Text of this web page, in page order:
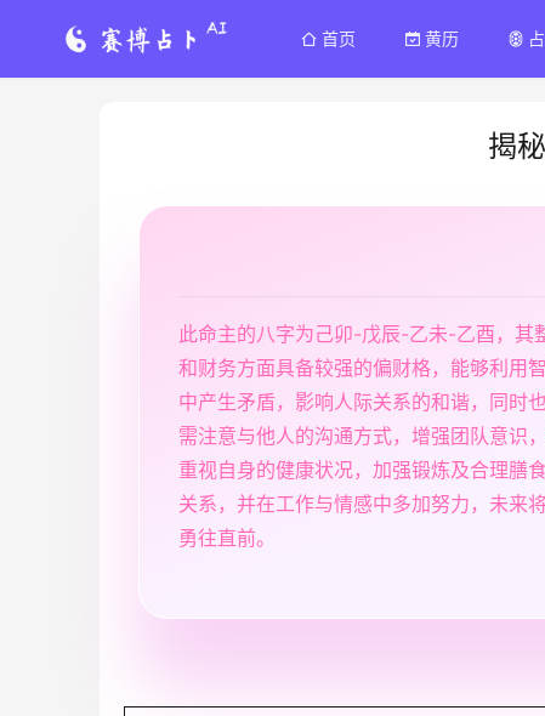
首页 黄历
揭
此命主的八字为己卯-戊辰-乙未-乙酉，其
和财务方面具备较强的偏财格，能够利用
中产生矛盾，影响人际关系的和谐，同时
需注意与他人的沟通方式，增强团队意识
重视自身的健康状况，加强锻炼及合理膳
关系，并在工作与情感中多加努力，未来
勇往直前。